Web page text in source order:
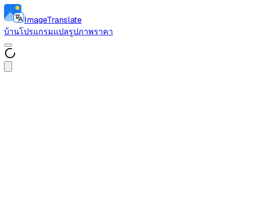
ImageTranslate
บ้านโปรแกรมแปลรูปภาพราคา